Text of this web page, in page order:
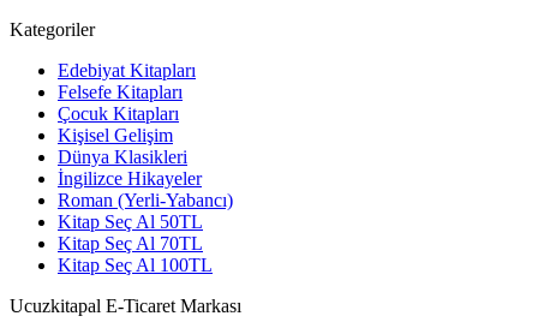
Kategoriler
Edebiyat Kitapları
Felsefe Kitapları
Çocuk Kitapları
Kişisel Gelişim
Dünya Klasikleri
İngilizce Hikayeler
Roman (Yerli-Yabancı)
Kitap Seç Al 50TL
Kitap Seç Al 70TL
Kitap Seç Al 100TL
Ucuzkitapal E-Ticaret Markası